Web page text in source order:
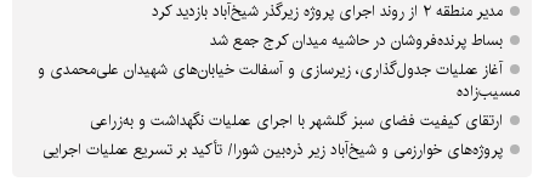
مدیر منطقه ۲ از روند اجرای پروژه زیرگذر شیخ‌آباد بازدید کرد
بساط پرنده‌فروشان در حاشیه میدان کرج جمع شد
آغاز عملیات جدول‌گذاری، زیرسازی و آسفالت خیابان‌های شهیدان علی‌محمدی و
مسیب‌زاده
ارتقای کیفیت فضای سبز گلشهر با اجرای عملیات نگهداشت و به‌زراعی
پروژه‌های خوارزمی و شیخ‌آباد زیر ذره‌بین شورا/ تأکید بر تسریع عملیات اجرایی